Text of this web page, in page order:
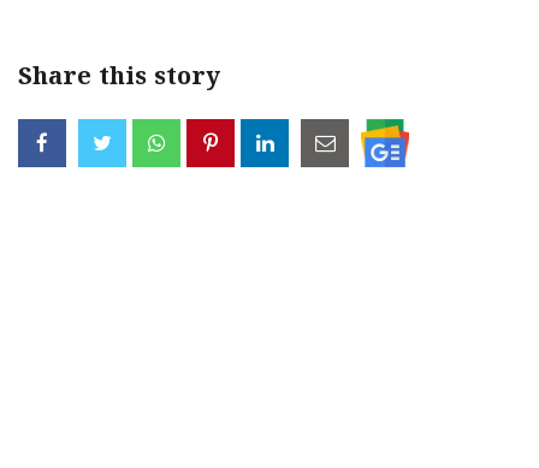
Share this story